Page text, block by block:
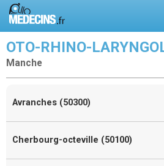
OTO-RHINO-
Manche
Avranches (50300)
Cherbourg-octeville (50100)